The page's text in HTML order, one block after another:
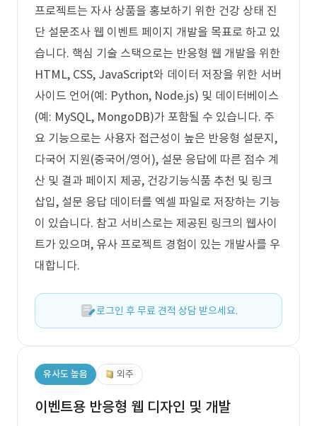
프로젝트는 자사 상품을 홍보하기 위한 건강 상태 진
단 설문조사 웹 이벤트 페이지 개발을 목표로 하고 있
습니다. 핵심 기술 스택으로는 반응형 웹 개발을 위한
HTML, CSS, JavaScript와 데이터 저장을 위한 서버
사이드 언어(예: Python, Node.js) 및 데이터베이스
(예: MySQL, MongoDB)가 포함될 수 있습니다. 주
요 기능으로는 사용자 접근성이 높은 반응형 설문지,
다국어 지원(중국어/영어), 설문 응답에 따른 점수 계
산 및 결과 페이지 제공, 건강기능식품 추천 및 링크
삽입, 설문 응답 데이터를 엑셀 파일로 저장하는 기능
이 있습니다. 참고 서비스로는 제공된 링크의 웹사이
트가 있으며, 유사 프로젝트 경험이 있는 개발사를 우
대합니다.
로그인 후 무료 견적 상담 받으세요.
유사도 높음 외주
이벤트용 반응형 웹 디자인 및 개발